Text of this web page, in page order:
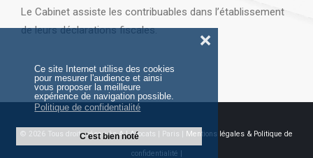
Ce site Internet utilise des cookies
pour mesurer l'audience et ainsi
vous proposer la meilleure
expérience de navigation possible.
Politique de confidentialité
C'est bien noté
❌
Le Cabinet assiste les contribuables dans l’établissement
de leurs déclarations fiscales.
© 2026 Tous droits réservés AJ Avocats | Paris | Mentions légales & Politique de
confidentialité |